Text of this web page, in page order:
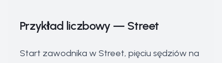
Przykład liczbowy — Street
Start zawodnika w Street, pięciu sędziów na